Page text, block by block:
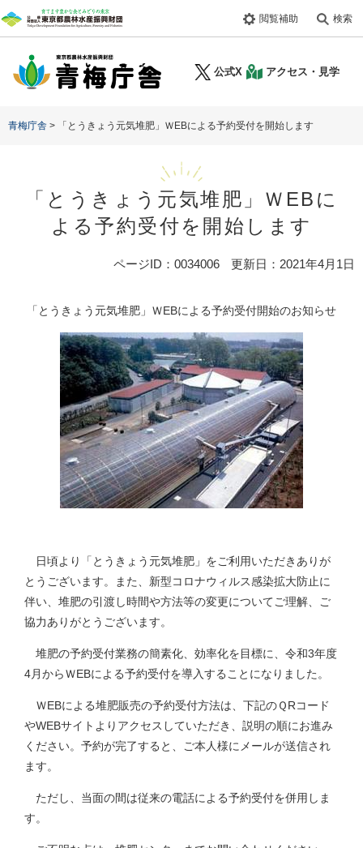
ー
す。
ニ
し
閲覧補助 検索
公式X アクセス・見学
青梅庁舎 > 「とうきょう元気堆肥」ＷEBによる予約受付を開始します
「とうきょう元気堆肥」ＷEBに
よる予約受付を開始します
ページID：0034006 更新日：2021年4月1日
「とうきょう元気堆肥」ＷEBによる予約受付開始のお知らせ
日頃より「とうきょう元気堆肥」をご利用いただきありが
とうございます。また、新型コロナウィルス感染拡大防止に
伴い、堆肥の引渡し時間や方法等の変更についてご理解、ご
協力ありがとうございます。
堆肥の予約受付業務の簡素化、効率化を目標に、令和3年度
4月からＷEBによる予約受付を導入することになりました。
ＷEBによる堆肥販売の予約受付方法は、下記のＱRコード
やWEBサイトよりアクセスしていただき、説明の順にお進み
ください。予約が完了すると、ご本人様にメールが送信され
ます。
ただし、当面の間は従来の電話による予約受付を併用しま
す。